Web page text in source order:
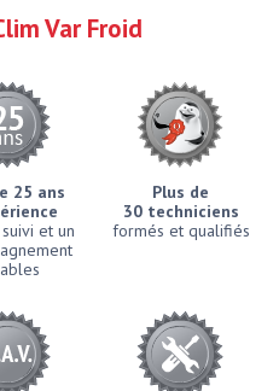
Var Froid
25 ans
et un
Plus de
30 techniciens
formés et qualifiés